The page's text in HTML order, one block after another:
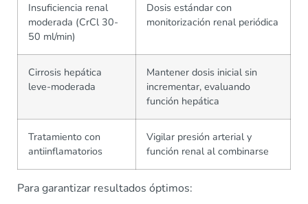
Insuficiencia renal
moderada (CrCl 30-
50 ml/min)
Dosis estándar con
monitorización renal periódica
Cirrosis hepática
leve-moderada
Mantener dosis inicial sin
incrementar, evaluando
función hepática
Tratamiento con
antiinflamatorios
Vigilar presión arterial y
función renal al combinarse
Para garantizar resultados óptimos: